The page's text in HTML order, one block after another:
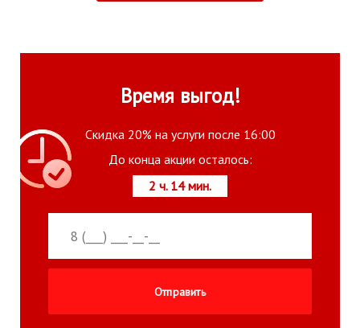
Время выгод!
Скидка 20% на услуги после 16:00
До конца акции осталось:
2 ч. 14 мин.